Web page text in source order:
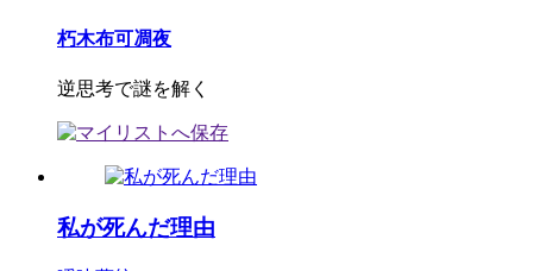
朽木布可凋夜
逆思考で謎を解く
私が死んだ理由